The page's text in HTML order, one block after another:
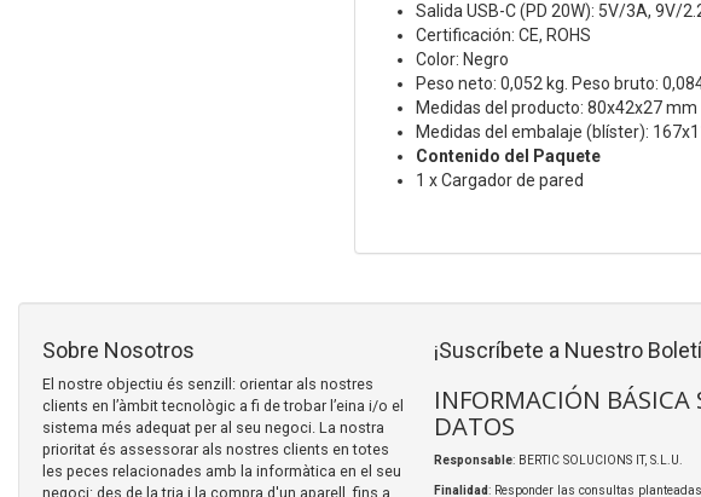
Salida USB-C (PD 20W): 5V/3A, 9V/
Certificación: CE, ROHS
Color: Negro
Peso neto: 0,052 kg. Peso bruto:
Medidas del producto: 80x42x27 mm
Medidas del embalaje (blíster):
Contenido del Paquete
1 x Cargador de pared
Sobre Nosotros
El nostre objectiu és senzill: orientar als nostres
clients en l’àmbit tecnològic a fi de trobar l’eina i/o el
sistema més adequat per al seu negoci. La nostra
prioritat és assessorar als nostres clients en totes
les peces relacionades amb la informàtica en el seu
negoci: des de la tria i la compra d'un aparell, fins a
¡Suscríbete a Nuestro
INFORMACIÓN BÁSICA
DATOS
Responsable: BERTIC SOLUCIONS IT, S.L.U.
Finalidad: Responder las consultas